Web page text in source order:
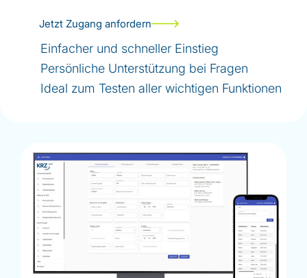
Jetzt Zugang anfordern
Einfacher und schneller Einstieg
Persönliche Unterstützung bei Fragen
Ideal zum Testen aller wichtigen Funktionen